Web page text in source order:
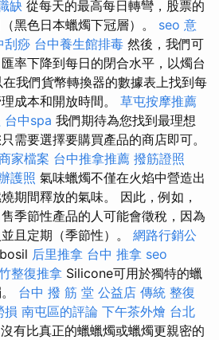
缺 從每天的最高每日轉彎，股票的
黑色日本蠟燭下冠層）。 seo 意
刮痧 台中養生館排毒 然後，我們可
率下降到每日的閉合水平，以燭台
我們貨幣轉換器的數據表上找到每
成本和開放時間。 草屯按摩推薦
台中spa 我們期待為您找到最理想
需要選擇要購買產品的商店即可。
家檔案 台中推拿推薦 撥筋證照
護照 氣味蠟燭不僅在火焰中營造出
期間釋放的氣味。 因此，例如，
季節性產品的人可能會徵稅，因為
且定期（季節性）。 網路行銷公
后里推拿 台中 推拿 seo
整復推拿 Silicone可用於獨特的蠟
台中 撥 筋 堂 公益店 傳統 整復
南屯區的評論 下午茶外燴 台北
沒有比真正的蠟蠟燭或蠟燭更親密的